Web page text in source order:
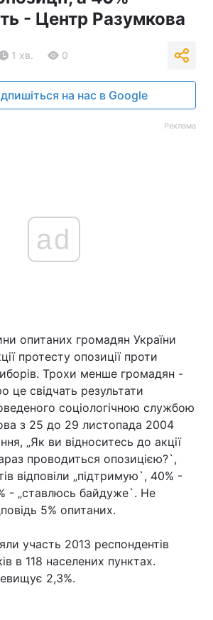
- Центр Разумкова
1 хв. 0
на нас в Google
Реклама
ad
опитаних громадян України
протесту опозиції проти
Трохи менше громадян -
це свідчать результати
соціологічною службою
з 25 до 29 листопада 2004
„Як ви відноситесь до акції
проводиться опозицією?`,
відповіли „підтримую`, 40% -
- „ставлюсь байдуже`. Не
5% опитаних.
участь 2013 респондентів
в 118 населених пунктах.
2,3%.